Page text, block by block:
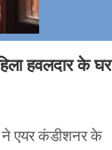
हवलदार के घर
ने एयर कंडीशनर के